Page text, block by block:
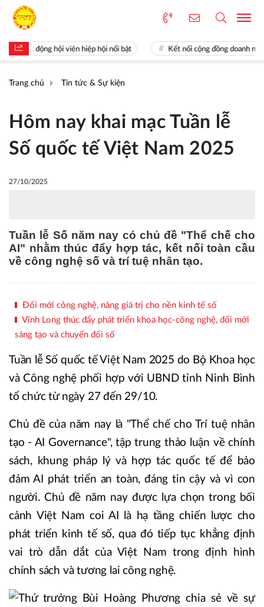
động hội viên hiệp hội nổi bật Kết nối cộng đồng doanh nghiệp
Trang chủ Tin tức & Sự kiện
Hôm nay khai mạc Tuần lễ
Số quốc tế Việt Nam 2025
27/10/2025
Tuần lễ Số năm nay có chủ đề "Thể chế cho
AI" nhằm thúc đẩy hợp tác, kết nối toàn cầu
về công nghệ số và trí tuệ nhân tạo.
Đổi mới công nghệ, nâng giá trị cho nền kinh tế số
Vĩnh Long thúc đẩy phát triển khoa học-công nghệ, đổi mới
sáng tạo và chuyển đổi số
Tuần lễ Số quốc tế Việt Nam 2025 do Bộ Khoa học
và Công nghệ phối hợp với UBND tỉnh Ninh Bình
tổ chức từ ngày 27 đến 29/10.
Chủ đề của năm nay là "Thể chế cho Trí tuệ nhân
tạo - AI Governance", tập trung thảo luận về chính
sách, khung pháp lý và hợp tác quốc tế để bảo
đảm AI phát triển an toàn, đáng tin cậy và vì con
người. Chủ đề năm nay được lựa chọn trong bối
cảnh Việt Nam coi AI là hạ tầng chiến lược cho
phát triển kinh tế số, qua đó tiếp tục khẳng định
vai trò dẫn dắt của Việt Nam trong định hình
chính sách và tương lai công nghệ.